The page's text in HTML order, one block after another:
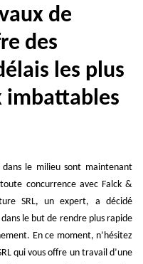
de
des
les plus
imbattables
dans le milieu sont maintenant
concurrence avec Falck &
SRL, un expert, a décidé
le but de rendre plus rapide
En ce moment, n’hésitez
qui vous offre un travail d’une